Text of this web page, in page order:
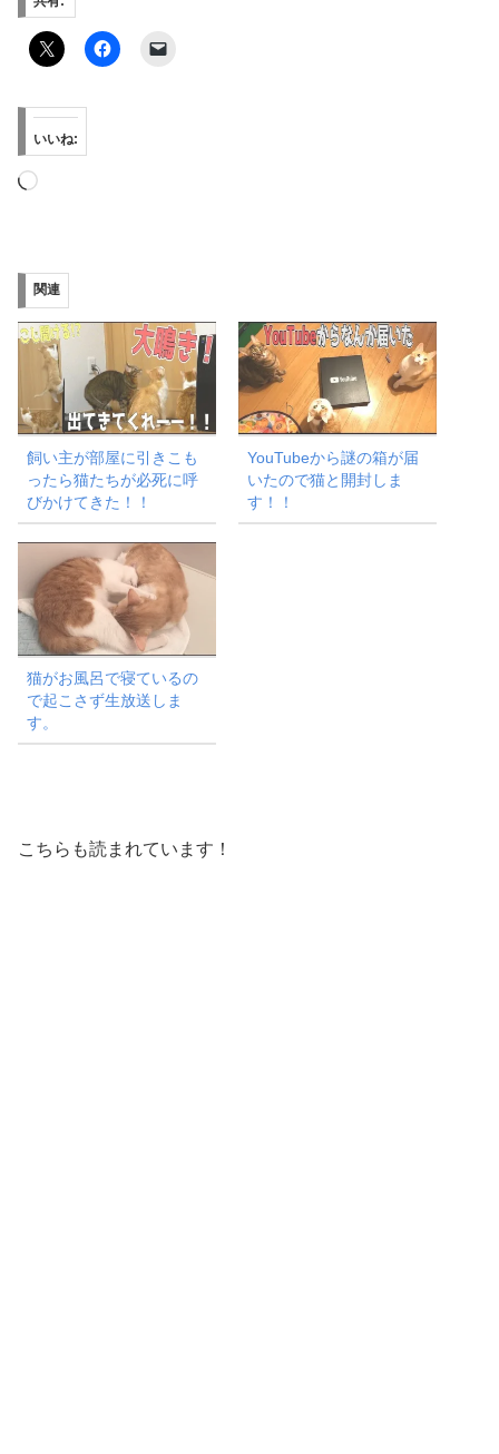
いいね:
読
み
中…
関連
飼い主が部屋に引きこも
ったら猫たちが必死に呼
びかけてきた！！
YouTubeから謎の箱が届
いたので猫と開封しま
す！！
猫がお風呂で寝ているの
で起こさず生放送しま
す。
こちらも読まれています！